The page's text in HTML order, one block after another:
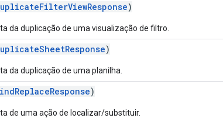
)
da duplicação de uma visualização de filtro.
)
da duplicação de uma planilha.
)
de uma ação de localizar/substituir.